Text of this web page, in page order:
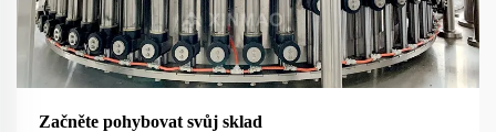
Začněte pohybovat svůj sklad